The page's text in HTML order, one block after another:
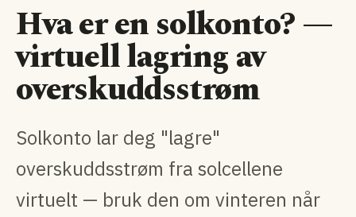
Hva er en solkonto? —
virtuell lagring av
overskuddsstrøm
Solkonto lar deg "lagre"
overskuddsstrøm fra solcellene
virtuelt — bruk den om vinteren når